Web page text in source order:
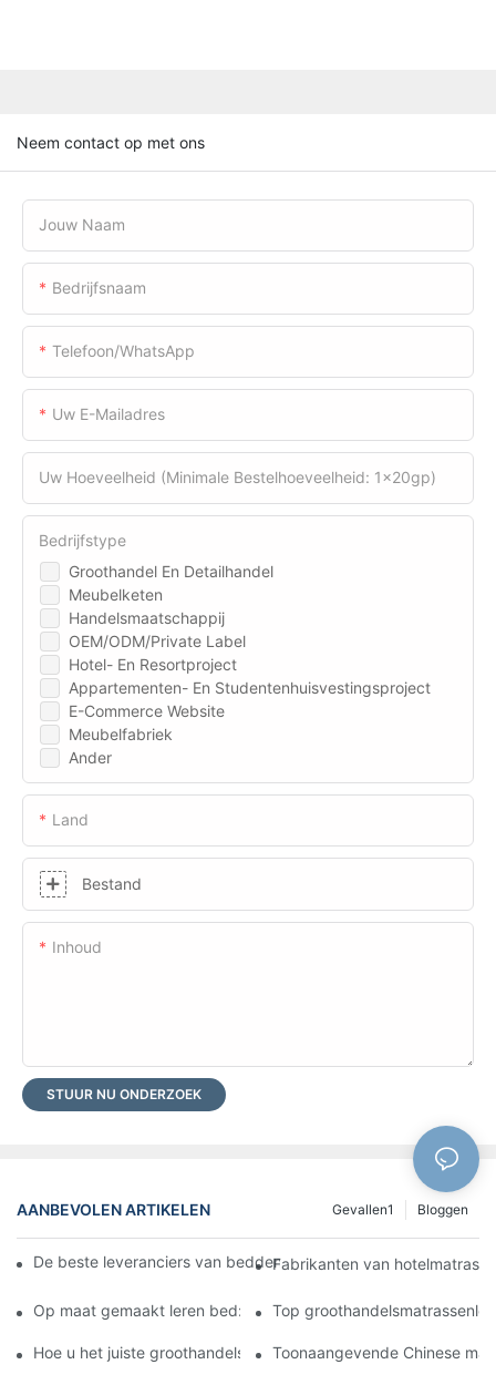
Neem contact op met ons
Jouw Naam
Bedrijfsnaam
Telefoon/WhatsApp
Uw E-Mailadres
Uw Hoeveelheid (minimale Bestelhoeveelheid: 1x20gp)
Groothandel En Detailhandel
Meubelketen
Handelsmaatschappij
OEM/ODM/Private Label
Hotel- En Resortproject
Appartementen- En Studentenhuisvestingsproject
E-Commerce Website
Meubelfabriek
Ander
Bedrijfstype
Land
Bestand
Inhoud
STUUR NU ONDERZOEK
AANBEVOLEN ARTIKELEN Bloggen
Gevallen1
De beste leveranciers van beddengroothandels voor uw winkel
Fabrikanten van
Op maat gemaakt leren bed: transformeer uw slaapkamer in
Top
Hoe u het juiste groothandelsbedrijf voor matrassen voor uw
Toonaangevende Chinese